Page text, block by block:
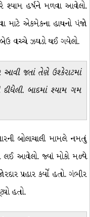
શ્યામ હર્ષને મળવા આવેલો.
માટે એકમેકના હાથનો પંજો
બેઉ વચ્ચે ઝઘડો થઈ ગયેલો.
આવી જતાં તેણે ઉશ્કેરાટમાં
દીધેલી. બાદમાં શ્યામ ગમ
બોલાચાલી મામલે નમતું
લઈ આવેલો. જ્યાં મોકો મળ્યે
પ્રહાર કર્યો હતો. ગંભીર
હતો.